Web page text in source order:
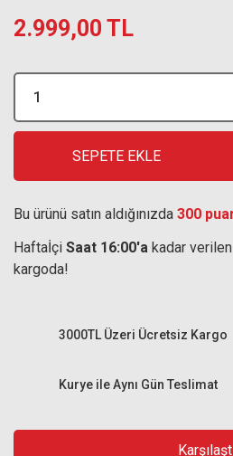
2.999,00 TL
SEPETE EKLE
Bu ürünü satın aldığınızda 300
Haftaİçi Saat 16:00'a kadar
kargoda!
Kurye ile Aynı Gün Teslimat
3000TL Üzeri Ücretsiz Kargo